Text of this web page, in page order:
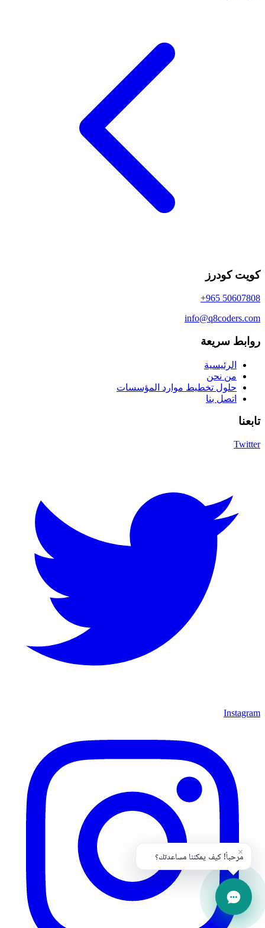
كويت كودرز
+965 50607808
info@q8coders.com
روابط سريعة
الرئيسية
من نحن
حلول تخطيط موارد المؤسسات
اتصل بنا
تابعنا
Twitter
Instagram
مرحباً! كيف يمكننا مساعدتك؟
×